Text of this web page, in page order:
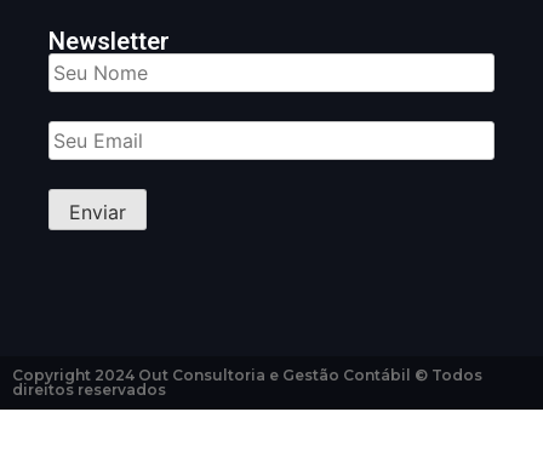
Newsletter
Copyright 2024 Out Consultoria e Gestão Contábil © Todos
direitos reservados